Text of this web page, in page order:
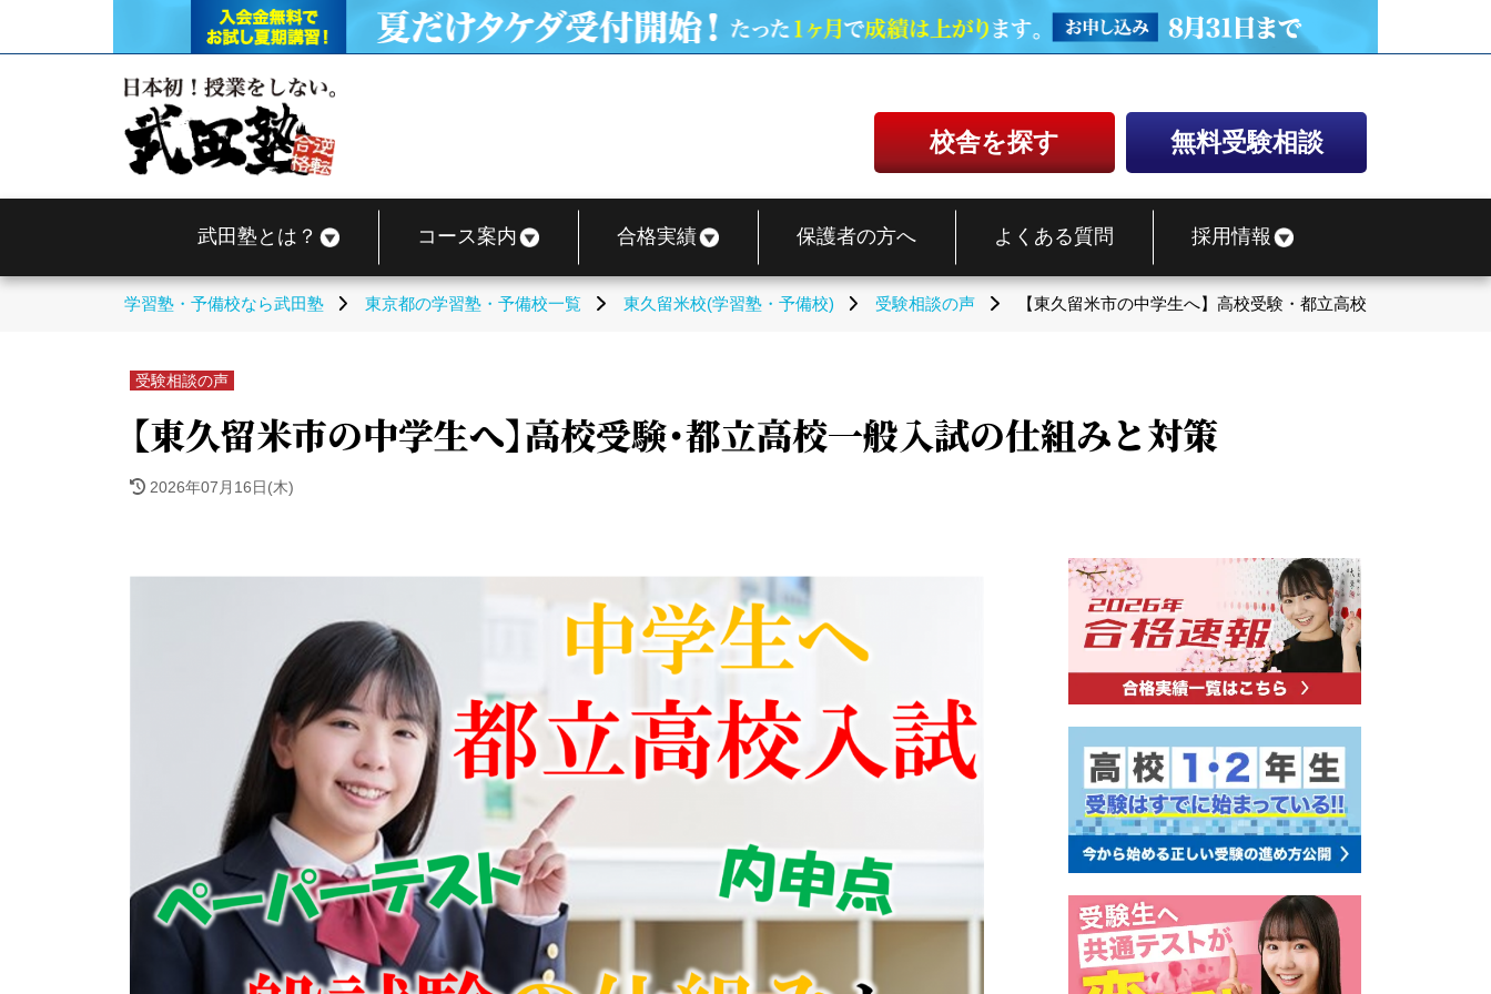
校舎を探す 無料受験相談
武田塾とは？ コース案内 合格実績 保護者の方へ よくある質問 採用情報
学習塾・予備校なら武田塾 東京都の学習塾・予備校一覧 東久留米校(学習塾・予備校) 受験相談の声 【東久留米市の中学生へ】高校受験・都立高校一般入試の仕組
受験相談の声
【東久留米市の中学生へ】高校受験・都立高校一般入試の仕組みと対策
2026年07月16日(木)